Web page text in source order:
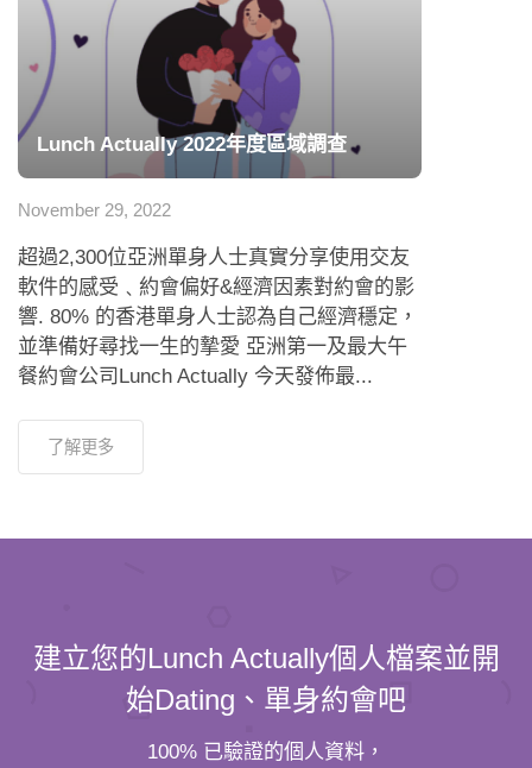
Lunch Actually 2022年度區域調查
November 29, 2022
超過2,300位亞洲單身人士真實分享使用交友
軟件的感受﹑約會偏好&經濟因素對約會的影
響. 80% 的香港單身人士認為自己經濟穩定，
並準備好尋找一生的摯愛 亞洲第一及最大午
餐約會公司Lunch Actually 今天發佈最...
了解更多
建立您的Lunch Actually個人檔案並開
始Dating、單身約會吧
100% 已驗證的個人資料，